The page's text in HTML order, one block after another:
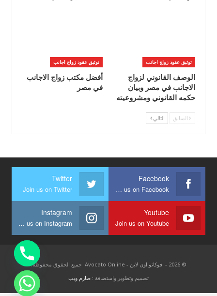
توثيق عقود زواج اجانب
الوصف القانوني لزواج
الاجانب في مصر وبيان
حكمه القانوني ومشروعيته
توثيق عقود زواج اجانب
أفضل مكتب زواج الاجانب
في مصر
السابق التالي
Facebook
Join us on Facebook
Twitter
Join us on Twitter
Youtube
Join us on Youtube
Instagram
Join us on Instagram
© 2026 - افوكاتو اون لاين - Avocato Online. جميع الحقوق محفوظة.
تصميم وتطوير واستضافة : صارم ويب